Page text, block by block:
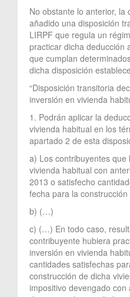
No obstante lo anterior, la
añadido una disposición
LIRPF que regula un
practicar dicha deducción
que cumplan
dicha disposición
“Disposición transitoria
inversión en vivienda
1. Podrán aplicar la
vivienda habitual en los
apartado 2 de esta
a) Los contribuyentes
vivienda habitual con
2013 o satisfecho
fecha para la
b) (…)
c) (…) En todo caso,
contribuyente hubiera
inversión en vivienda
cantidades satisfechas
construcción de dicha
impositivo devengado